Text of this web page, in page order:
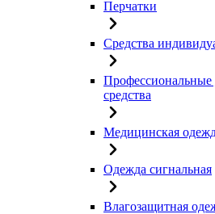
Перчатки
Средства
Профессиональные
средства
Медицинская
Одежда сигнальная
Влагозащитная